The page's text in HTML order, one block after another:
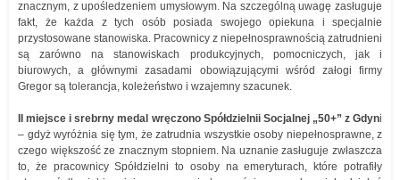
znacznym, z upośledzeniem umysłowym. Na szczególną uwagę zasługuje
fakt, że każda z tych osób posiada swojego opiekuna i specjalnie
przystosowane stanowiska. Pracownicy z niepełnosprawnością zatrudnieni
są zarówno na stanowiskach produkcyjnych, pomocniczych, jak i
biurowych, a głównymi zasadami obowiązującymi wśród załogi firmy
Gregor są tolerancja, koleżeństwo i wzajemny szacunek.
II miejsce i srebrny medal wręczono Spółdzielnii Socjalnej „50+” z Gdyni
– gdyż wyróżnia się tym, że zatrudnia wszystkie osoby niepełnosprawne, z
czego większość ze znacznym stopniem. Na uznanie zasługuje zwłaszcza
to, że pracownicy Spółdzielni to osoby na emeryturach, które potrafiły